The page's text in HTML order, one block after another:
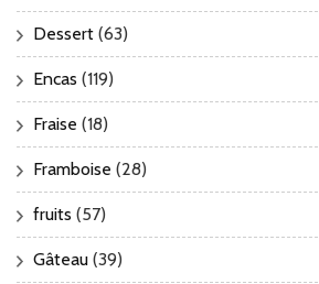
Dessert (63)
Encas (119)
Fraise (18)
Framboise (28)
fruits (57)
Gâteau (39)